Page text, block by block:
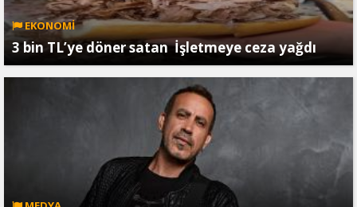
EKONOMİ
3 bin TL’ye döner satan İşletmeye ceza yağdı